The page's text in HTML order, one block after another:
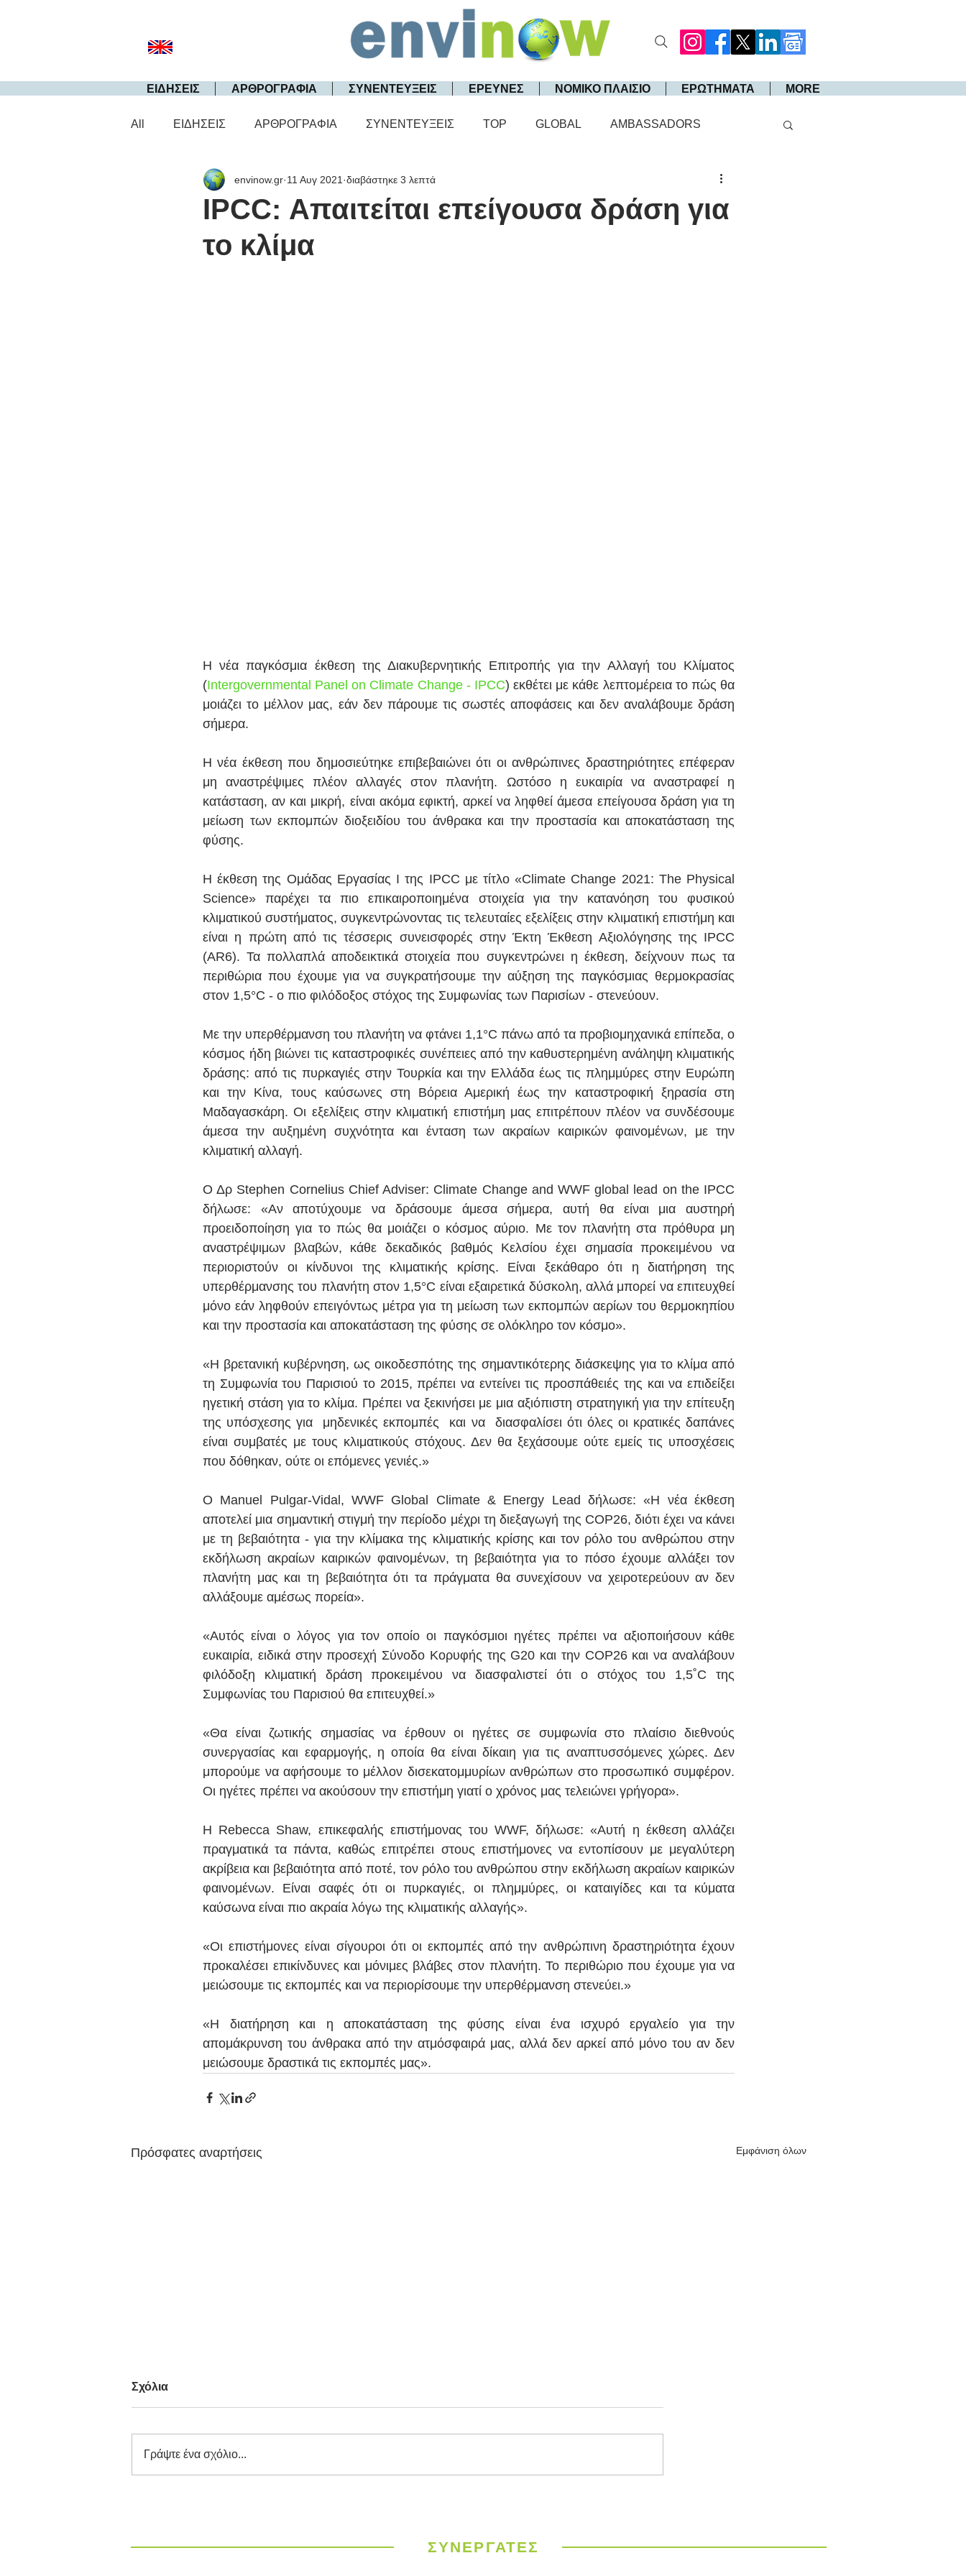
ΕΙΔΗΣΕΙΣ ΑΡΘΡΟΓΡΑΦΙΑ ΣΥΝΕΝΤΕΥΞΕΙΣ ΕΡΕΥΝΕΣ ΝΟΜΙΚΟ ΠΛΑΙΣΙΟ ΕΡΩΤΗΜΑΤΑ MORE
All ΕΙΔΗΣΕΙΣ ΑΡΘΡΟΓΡΑΦΙΑ ΣΥΝΕΝΤΕΥΞΕΙΣ TOP GLOBAL AMBASSADORS
IPCC: Απαιτείται επείγουσα δράση για
το κλίμα
envinow.gr 11 Αυγ 2021 διαβάστηκε 3 λεπτά
Η νέα παγκόσμια έκθεση της Διακυβερνητικής Επιτροπής για την Αλλαγή του Κλίματος
(Intergovernmental Panel on Climate Change - IPCC) εκθέτει με κάθε λεπτομέρεια το πώς θα
μοιάζει το μέλλον μας, εάν δεν πάρουμε τις σωστές αποφάσεις και δεν αναλάβουμε δράση
σήμερα.
Η νέα έκθεση που δημοσιεύτηκε επιβεβαιώνει ότι οι ανθρώπινες δραστηριότητες επέφεραν
μη αναστρέψιμες πλέον αλλαγές στον πλανήτη. Ωστόσο η ευκαιρία να αναστραφεί η
κατάσταση, αν και μικρή, είναι ακόμα εφικτή, αρκεί να ληφθεί άμεσα επείγουσα δράση για τη
μείωση των εκπομπών διοξειδίου του άνθρακα και την προστασία και αποκατάσταση της
φύσης.
Η έκθεση της Ομάδας Εργασίας Ι της IPCC με τίτλο «Climate Change 2021: The Physical
Science» παρέχει τα πιο επικαιροποιημένα στοιχεία για την κατανόηση του φυσικού
κλιματικού συστήματος, συγκεντρώνοντας τις τελευταίες εξελίξεις στην κλιματική επιστήμη και
είναι η πρώτη από τις τέσσερις συνεισφορές στην Έκτη Έκθεση Αξιολόγησης της IPCC
(AR6). Τα πολλαπλά αποδεικτικά στοιχεία που συγκεντρώνει η έκθεση, δείχνουν πως τα
περιθώρια που έχουμε για να συγκρατήσουμε την αύξηση της παγκόσμιας θερμοκρασίας
στον 1,5°C - ο πιο φιλόδοξος στόχος της Συμφωνίας των Παρισίων - στενεύουν.
Με την υπερθέρμανση του πλανήτη να φτάνει 1,1°C πάνω από τα προβιομηχανικά επίπεδα, ο
κόσμος ήδη βιώνει τις καταστροφικές συνέπειες από την καθυστερημένη ανάληψη κλιματικής
δράσης: από τις πυρκαγιές στην Τουρκία και την Ελλάδα έως τις πλημμύρες στην Ευρώπη
και την Κίνα, τους καύσωνες στη Βόρεια Αμερική έως την καταστροφική ξηρασία στη
Μαδαγασκάρη. Οι εξελίξεις στην κλιματική επιστήμη μας επιτρέπουν πλέον να συνδέσουμε
άμεσα την αυξημένη συχνότητα και ένταση των ακραίων καιρικών φαινομένων, με την
κλιματική αλλαγή.
Ο Δρ Stephen Cornelius Chief Adviser: Climate Change and WWF global lead on the IPCC
δήλωσε: «Αν αποτύχουμε να δράσουμε άμεσα σήμερα, αυτή θα είναι μια αυστηρή
προειδοποίηση για το πώς θα μοιάζει ο κόσμος αύριο. Με τον πλανήτη στα πρόθυρα μη
αναστρέψιμων βλαβών, κάθε δεκαδικός βαθμός Κελσίου έχει σημασία προκειμένου να
περιοριστούν οι κίνδυνοι της κλιματικής κρίσης. Είναι ξεκάθαρο ότι η διατήρηση της
υπερθέρμανσης του πλανήτη στον 1,5°C είναι εξαιρετικά δύσκολη, αλλά μπορεί να επιτευχθεί
μόνο εάν ληφθούν επειγόντως μέτρα για τη μείωση των εκπομπών αερίων του θερμοκηπίου
και την προστασία και αποκατάσταση της φύσης σε ολόκληρο τον κόσμο».
«Η βρετανική κυβέρνηση, ως οικοδεσπότης της σημαντικότερης διάσκεψης για το κλίμα από
τη Συμφωνία του Παρισιού το 2015, πρέπει να εντείνει τις προσπάθειές της και να επιδείξει
ηγετική στάση για το κλίμα. Πρέπει να ξεκινήσει με μια αξιόπιστη στρατηγική για την επίτευξη
της υπόσχεσης για  μηδενικές εκπομπές  και να  διασφαλίσει ότι όλες οι κρατικές δαπάνες
είναι συμβατές με τους κλιματικούς στόχους. Δεν θα ξεχάσουμε ούτε εμείς τις υποσχέσεις
που δόθηκαν, ούτε οι επόμενες γενιές.»
Ο Manuel Pulgar-Vidal, WWF Global Climate & Energy Lead δήλωσε: «Η νέα έκθεση
αποτελεί μια σημαντική στιγμή την περίοδο μέχρι τη διεξαγωγή της COP26, διότι έχει να κάνει
με τη βεβαιότητα - για την κλίμακα της κλιματικής κρίσης και τον ρόλο του ανθρώπου στην
εκδήλωση ακραίων καιρικών φαινομένων, τη βεβαιότητα για το πόσο έχουμε αλλάξει τον
πλανήτη μας και τη βεβαιότητα ότι τα πράγματα θα συνεχίσουν να χειροτερεύουν αν δεν
αλλάξουμε αμέσως πορεία».
«Αυτός είναι ο λόγος για τον οποίο οι παγκόσμιοι ηγέτες πρέπει να αξιοποιήσουν κάθε
ευκαιρία, ειδικά στην προσεχή Σύνοδο Κορυφής της G20 και την COP26 και να αναλάβουν
φιλόδοξη κλιματική δράση προκειμένου να διασφαλιστεί ότι ο στόχος του 1,5˚C της
Συμφωνίας του Παρισιού θα επιτευχθεί.»
«Θα είναι ζωτικής σημασίας να έρθουν οι ηγέτες σε συμφωνία στο πλαίσιο διεθνούς
συνεργασίας και εφαρμογής, η οποία θα είναι δίκαιη για τις αναπτυσσόμενες χώρες. Δεν
μπορούμε να αφήσουμε το μέλλον δισεκατομμυρίων ανθρώπων στο προσωπικό συμφέρον.
Οι ηγέτες πρέπει να ακούσουν την επιστήμη γιατί ο χρόνος μας τελειώνει γρήγορα».
Η Rebecca Shaw, επικεφαλής επιστήμονας του WWF, δήλωσε: «Αυτή η έκθεση αλλάζει
πραγματικά τα πάντα, καθώς επιτρέπει στους επιστήμονες να εντοπίσουν με μεγαλύτερη
ακρίβεια και βεβαιότητα από ποτέ, τον ρόλο του ανθρώπου στην εκδήλωση ακραίων καιρικών
φαινομένων. Είναι σαφές ότι οι πυρκαγιές, οι πλημμύρες, οι καταιγίδες και τα κύματα
καύσωνα είναι πιο ακραία λόγω της κλιματικής αλλαγής».
«Οι επιστήμονες είναι σίγουροι ότι οι εκπομπές από την ανθρώπινη δραστηριότητα έχουν
προκαλέσει επικίνδυνες και μόνιμες βλάβες στον πλανήτη. Το περιθώριο που έχουμε για να
μειώσουμε τις εκπομπές και να περιορίσουμε την υπερθέρμανση στενεύει.»
«Η διατήρηση και η αποκατάσταση της φύσης είναι ένα ισχυρό εργαλείο για την
απομάκρυνση του άνθρακα από την ατμόσφαιρά μας, αλλά δεν αρκεί από μόνο του αν δεν
μειώσουμε δραστικά τις εκπομπές μας».
Πρόσφατες αναρτήσεις Εμφάνιση όλων
καύσωνας σαρώνει την
Ευρώπη
Σχόλια
Γράψτε ένα σχόλιο...
ΣΥΝΕΡΓΑΤΕΣ